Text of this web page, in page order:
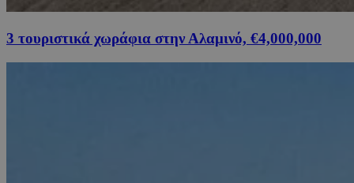
3 τουριστικά χωράφια στην Αλαμινό, €4,000,000